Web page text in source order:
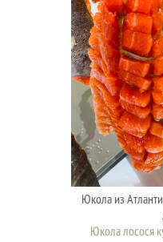
Юкола из
Юкола лосося